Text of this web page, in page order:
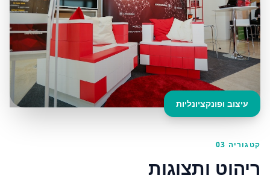
עיצוב ופונקציונליות
קטגוריה 03
ריהוט ותצוגות